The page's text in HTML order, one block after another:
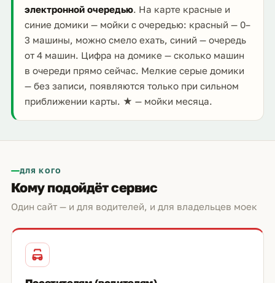
электронной очередью. На карте красные и
синие домики — мойки с очередью: красный — 0–
3 машины, можно смело ехать, синий — очередь
от 4 машин. Цифра на домике — сколько машин
в очереди прямо сейчас. Мелкие серые домики
— без записи, появляются только при сильном
приближении карты. ★ — мойки месяца.
ДЛЯ КОГО
Кому подойдёт сервис
Один сайт — и для водителей, и для владельцев моек